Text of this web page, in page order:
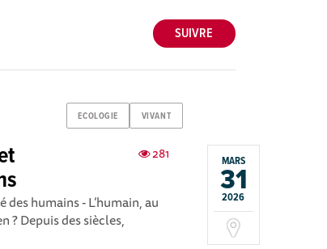
SUIVRE
ECOLOGIE VIVANT
MARS
31
2026
281
humains - L’humain, au
? Depuis des siècles,